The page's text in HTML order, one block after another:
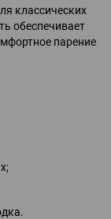
классических
обеспечивает
парение